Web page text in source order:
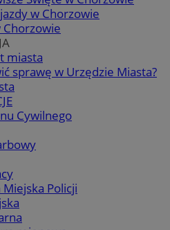
w Chorzowie
Chorzowie
miasta
sprawę w Urzędzie Miasta?
Cywilnego
Policji